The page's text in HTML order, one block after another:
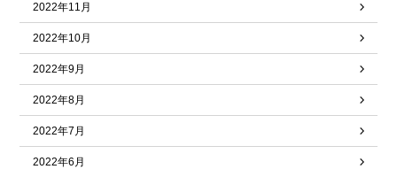
2022年11月
2022年10月
2022年9月
2022年8月
2022年7月
2022年6月